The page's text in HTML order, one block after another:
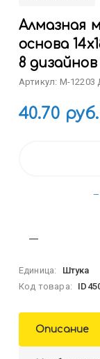
Алмазная
основа
8
Артикул: M-
40.70 руб.
Единица:
Штука
Код товара:
Описание